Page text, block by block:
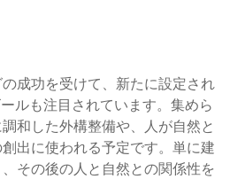
成功を受けて、新たに設定され
ルも注目されています。集めら
和した外構整備や、人が自然と
出に使われる予定です。単に建
その後の人と自然との関係性を